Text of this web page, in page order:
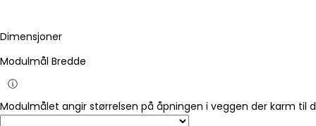
Dimensjoner
Modulmål Bredde
ⓘ
Modulmålet angir størrelsen på åpningen i veggen der karm til